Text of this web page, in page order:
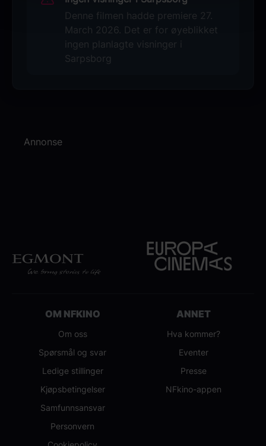
Denne filmen hadde premiere 27.
March 2026. Det er for øyeblikket
ingen planlagte visninger i
Sarpsborg
Annonse
OM NFKINO
Om oss
Spørsmål og svar
Ledige stillinger
Kjøpsbetingelser
Samfunnsansvar
Personvern
ANNET
Hva kommer?
Eventer
Presse
NFkino-appen